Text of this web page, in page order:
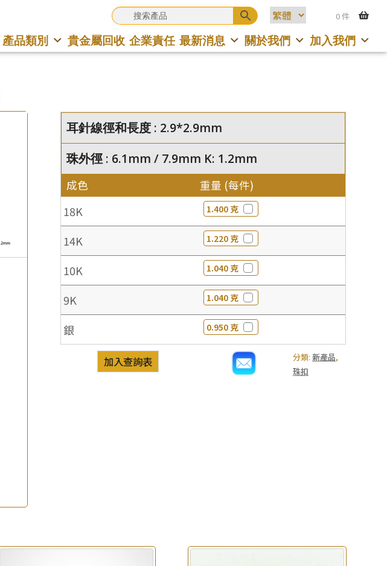
0 件
產品類別 貴金屬回收 企業責任 最新消息 關於我們 加入我們
耳針線徑和長度 : 2.9*2.9mm
珠外徑 : 6.1mm / 7.9mm K: 1.2mm
成色 重量 (每件)
18K 1.400 克
14K 1.220 克
10K 1.040 克
9K 1.040 克
銀 0.950 克
分類: 新產品,
珠扣
加入查詢表